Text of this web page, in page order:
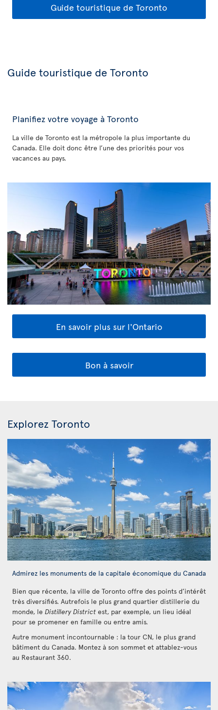
Guide touristique de Toronto
Guide touristique de Toronto
Planifiez votre voyage à Toronto
La ville de Toronto est la métropole la plus importante du
Canada. Elle doit donc être l’une des priorités pour vos
vacances au pays.
En savoir plus sur l'Ontario
Bon à savoir
Explorez Toronto
Admirez les monuments de la capitale économique du Canada
Bien que récente, la ville de Toronto offre des points d’intérêt
très diversifiés. Autrefois le plus grand quartier distillerie du
monde, le Distillery District est, par exemple, un lieu idéal
pour se promener en famille ou entre amis.
Autre monument incontournable : la tour CN, le plus grand
bâtiment du Canada. Montez à son sommet et attablez-vous
au Restaurant 360.